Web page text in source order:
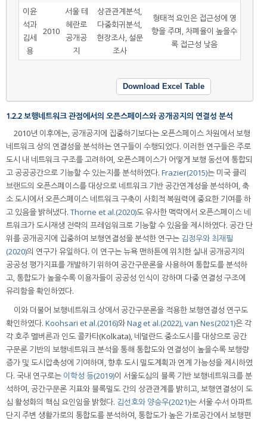
이윤
석과
김세
용
2010
서울 테
헤란로
공개공
지
상관관계분석,
다중회귀분석,
현장조사, 설문
조사
형태적 요인은 접근성에 영
향을 주며, 차폐율이 높을수
록 접근성 낮음
Download Excel Table
1.2.2 보행네트워크 관점에서의 오픈스페이스와 공개공지의 연결성 분석
2010년 이후에는, 공개공지에 집중하기보다는 오픈스페이스 차원에서 보행
네트워크 상의 연결성을 분석하는 연구들이 수행되었다. 이러한 연구들은 주로
도시 내 네트워크 구조를 고려하여, 오픈스페이스가 어떻게 보행 동선에 통합되
고 공공공간으로 기능할 수 있는지를 분석하였다. Frazier(2015)는 미국 클리
브랜드의 오픈스페이스를 대상으로 네트워크 기반 공간연계성을 분석하여, 축
소 도시에서 오픈스페이스 네트워크 구축이 사회적 복원력에 중요한 기여를 하
고 있음을 밝혀냈다. Thorne et al.(2020)도 유사한 맥락에서 오픈스페이스 네
트워크가 도시재생 전략의 프레임워크로 기능할 수 있음을 제시하였다. 공간 단
위를 공개공지에 집중하여 보행연결성을 분석한 연구는 김정우와 최재필
(2020)의 연구가 유일하다. 이 연구는 뉴욕 맨하튼에 위치한 실내 공개공지의
공공성 평가지표를 개발하기 위하여 공간구문론을 사용하여 통합도를 분석하
고, 통합도가 높을수록 이용자들이 공공성 인식이 강하며 다중 연결성 구조에
유리함을 확인하였다.
이와 더불어 보행네트워크 상에서 공간구문론을 적용한 보행연결성 연구도
확인하였다. Koohsari et al.(2016)와Nag et al.(2022) van Nes(2021)은 각
각 호주 멜버른과 인도 콜카타(Kolkata), 네덜란드 중소도시를 대상으로 공간
구문론 기반의 보행네트워크 분석을 통해 통합도와 연결성이 높을수록 보행량
증가 및 도시압축성에 기여하며, 향후 도시 밀도계획과 연계 가능성을 제시하였
다. 국내 연구로는 이학성 등(2019)이 서울도심의 블록 기반 보행네트워크를 분
석하여, 공간구문론 지표와 블록밀도 간의 상관관계를 밝히고, 보행연결성이 도
심 활성화의 핵심 요인임을 밝혔다. 김선호와 양승우(2021)는 서울 수서 아파트
단지 주변 생활가로의 통합도를 분석하여, 통합도가 높은 가로공간에서 보행편